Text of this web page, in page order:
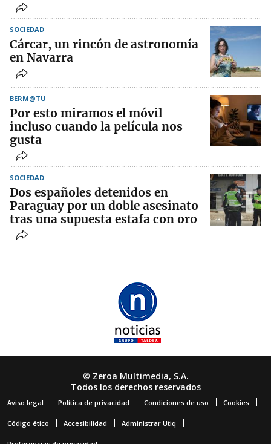
SOCIEDAD
Cárcar, un rincón de astronomía
en Navarra
BERM@TU
Por esto miramos el móvil
incluso cuando la película nos
gusta
SOCIEDAD
Dos españoles detenidos en
Paraguay por un doble asesinato
tras una supuesta estafa con oro
© Zeroa Multimedia, S.A.
Todos los derechos reservados
Aviso legal Política de privacidad Condiciones de uso Cookies
Código ético Accesibilidad Administrar Utiq